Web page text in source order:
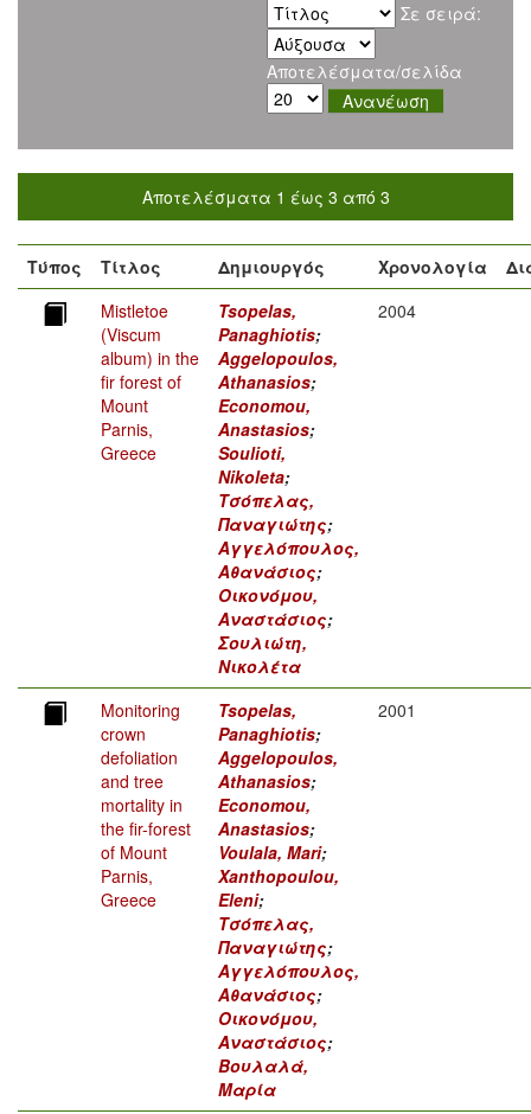
Σε σειρά:
Αποτελέσματα/σελίδα
Αποτελέσματα 1 έως 3 από 3
Τύπος Τίτλος Δημιουργός Χρονολογία
Mistletoe
(Viscum
album) in the
fir forest of
Mount
Parnis,
Greece
Tsopelas,
Panaghiotis;
Aggelopoulos,
Athanasios;
Economou,
Anastasios;
Soulioti,
Nikoleta;
Τσόπελας,
Παναγιώτης;
Αγγελόπουλος,
Αθανάσιος;
Οικονόμου,
Αναστάσιος;
Σουλιώτη,
Νικολέτα
2004
Monitoring
crown
defoliation
and tree
mortality in
the fir-forest
of Mount
Parnis,
Greece
Tsopelas,
Panaghiotis;
Aggelopoulos,
Athanasios;
Economou,
Anastasios;
Voulala, Mari;
Xanthopoulou,
Eleni;
Τσόπελας,
Παναγιώτης;
Αγγελόπουλος,
Αθανάσιος;
Οικονόμου,
Αναστάσιος;
Βουλαλά,
Μαρία
2001